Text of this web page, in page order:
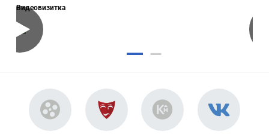
Видеовизитка